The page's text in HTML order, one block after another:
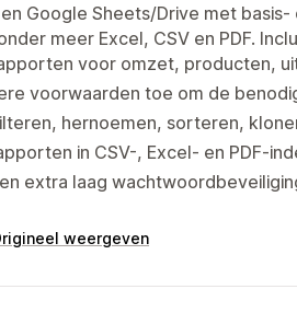
Google Sheets/Drive met
meer Excel, CSV en PDF.
voor omzet, producten,
voorwaarden toe om de
hernoemen, sorteren,
in CSV-, Excel- en PDF-
extra laag
weergeven